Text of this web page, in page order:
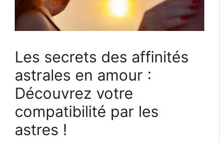
Les secrets des affinités
astrales en amour :
Découvrez votre
compatibilité par les
astres !